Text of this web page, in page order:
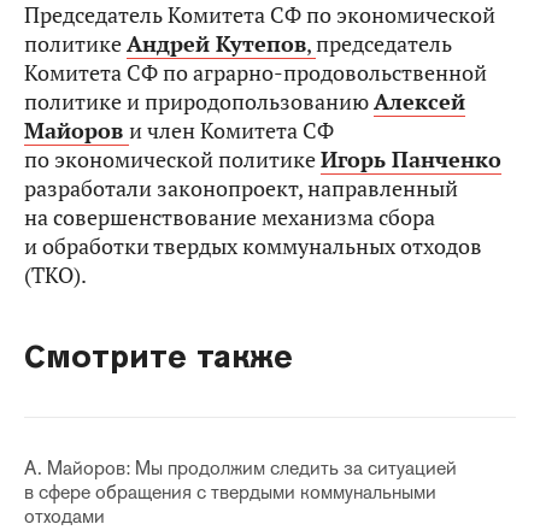
Председатель Комитета СФ по экономической
политикеАндрей Кутепов,председатель
Комитета СФ по аграрно-продовольственной
политике и природопользованиюАлексей
Майоров и член Комитета СФ
по экономической политикеИгорь Панченко
разработали законопроект, направленный
на совершенствование механизма сбора
и обработки твердых коммунальных отходов
(ТКО).
Смотрите также
А. Майоров: Мы продолжим следить за ситуацией
в сфере обращения с твердыми коммунальными
отходами